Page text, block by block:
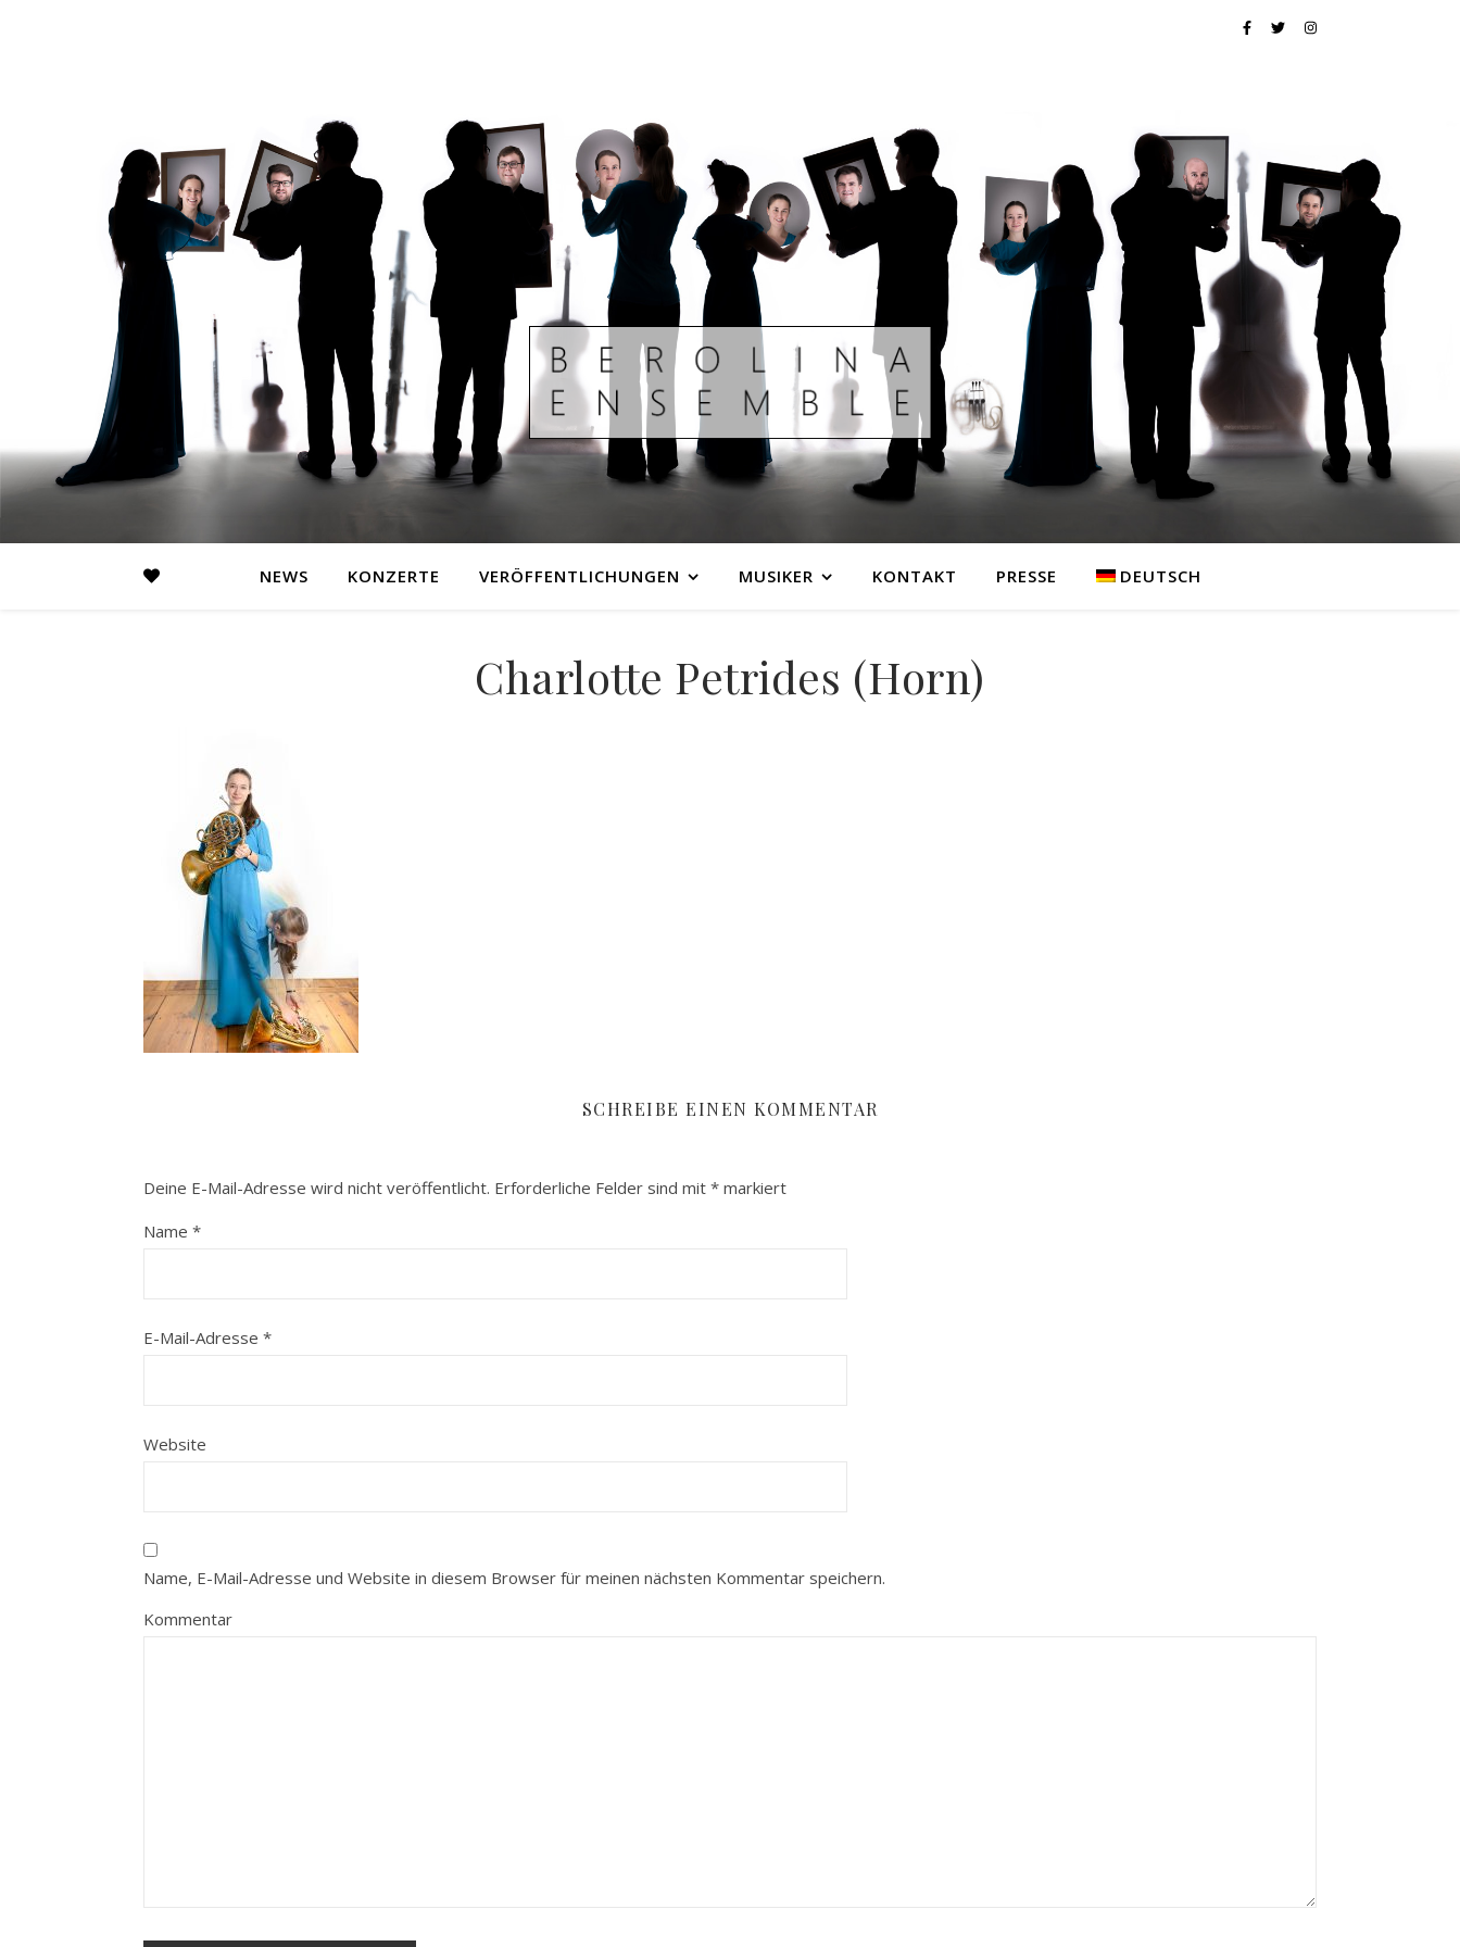
NEWS KONZERTE VERÖFFENTLICHUNGEN MUSIKER KONTAKT PRESSE DEUTSCH
Charlotte Petrides (Horn)
SCHREIBE EINEN KOMMENTAR
Deine E-Mail-Adresse wird nicht veröffentlicht. Erforderliche Felder sind mit * markiert
Name *
E-Mail-Adresse *
Website
Name, E-Mail-Adresse und Website in diesem Browser für meinen nächsten Kommentar speichern.
Kommentar